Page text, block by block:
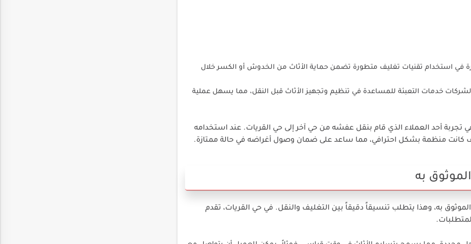
في استخدام تقنيات تغليف متطورة تضمن حماية الأثاث من الخدوش أو الكسر خلال
خدمات التعبئة للمساعدة في تنظيم وتجهيز الأثاث قبل النقل، مما يسهل عملية
تجربة أحد العملاء الذي قام بنقل عفشه من حي آخر إلى حي القريات. عند استخدامه
كانت منظمة بشكل احترافي، مما ساعد على ضمان وصول أغراضه في حالة ممتازة.
به
به، وهذا يتطلب تنسيقاً دقيقاً بين التغليف والنقل. في حي القريات، تقدم